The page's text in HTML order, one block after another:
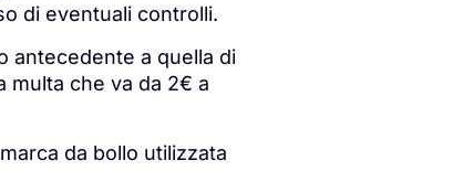
di eventuali controlli.
antecedente a quella di
multa che va da 2€ a
da bollo utilizzata